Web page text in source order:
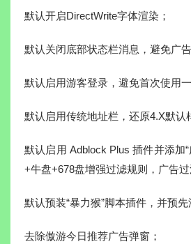
默认开启DirectWrite字体渲染；
默认关闭底部状态栏消息，避免广告
默认启用游客登录，避免首次使用
默认启用传统地址栏，还原4.X默认
默认启用 Adblock Plus 插件并添加
+牛盘+678盘增强过滤规则，广告过
默认预装“暴力猴”脚本插件，并预
去除傲游今日推荐广告弹窗；